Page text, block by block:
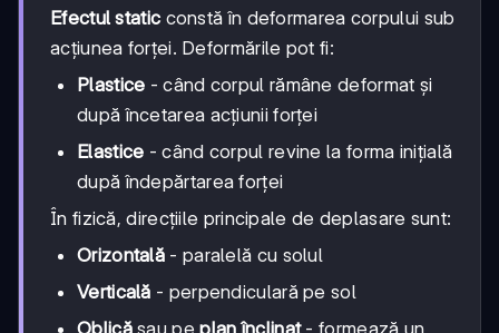
Efectul static constă în deformarea corpului sub
acțiunea forței. Deformările pot fi:
Plastice - când corpul rămâne deformat și
după încetarea acțiunii forței
Elastice - când corpul revine la forma inițială
după îndepărtarea forței
În fizică, direcțiile principale de deplasare sunt:
Orizontală - paralelă cu solul
Verticală - perpendiculară pe sol
Oblicăsau peplan înclinat- formează un